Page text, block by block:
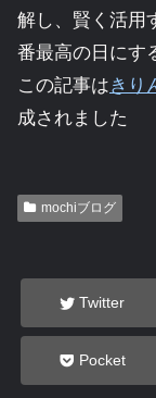
解し、賢く活用
番最高の日にす
この記事はきり
成されました
mochiブログ
Twitter
Pocket